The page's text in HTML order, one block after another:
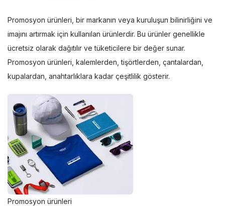
Promosyon ürünleri, bir markanın veya kuruluşun bilinirliğini ve
imajını artırmak için kullanılan ürünlerdir. Bu ürünler genellikle
ücretsiz olarak dağıtılır ve tüketicilere bir değer sunar.
Promosyon ürünleri, kalemlerden, tişörtlerden, çantalardan,
kupalardan, anahtarlıklara kadar çeşitlilik gösterir.
Promosyon ürünleri